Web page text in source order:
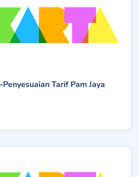
Tarif Pam Jaya